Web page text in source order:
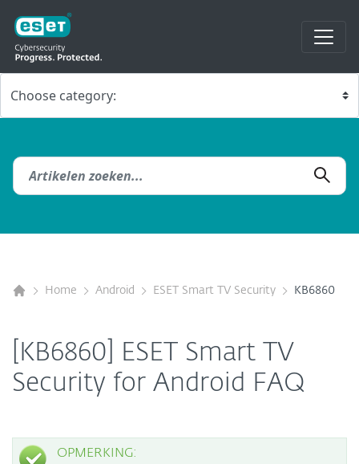
Home Android ESET Smart TV Security KB6860
[KB6860] ESET Smart TV
Security for Android FAQ
OPMERKING: